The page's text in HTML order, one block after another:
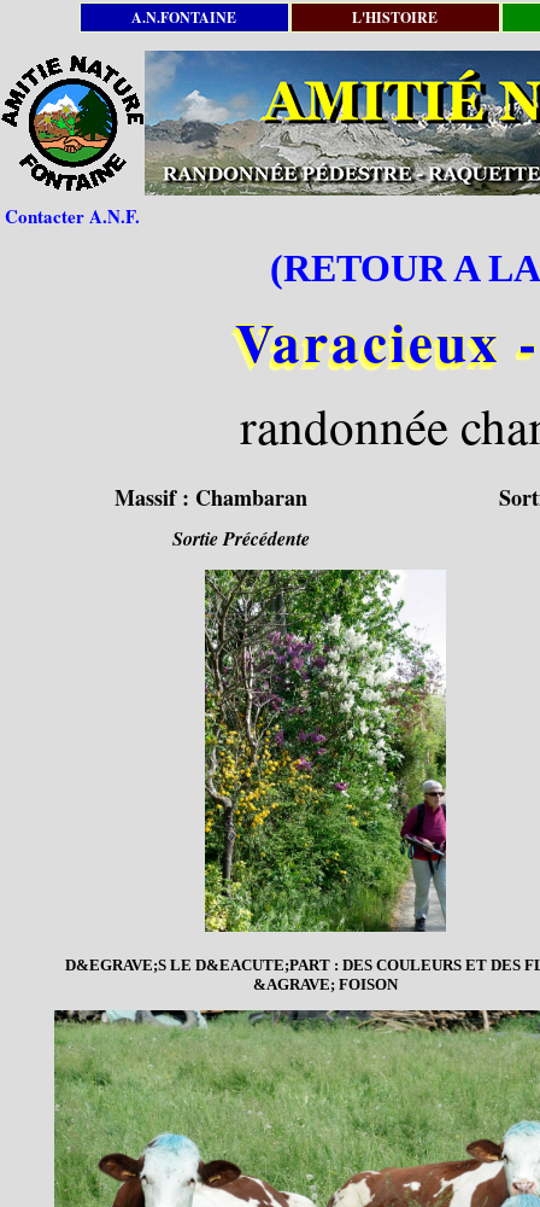
A.N.FONTAINE L'HISTOIRE
Contacter A.N.F.
(RETOUR A
Varacieux
randonnée
Massif : Chambaran
Sortie Précédente
D&EGRAVE;S LE D&EACUTE;PART : DES COULEURS ET DES
&AGRAVE; FOISON